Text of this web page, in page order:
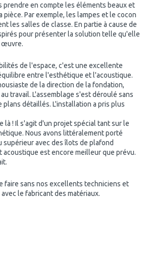
prendre en compte les éléments beaux et
pièce. Par exemple, les lampes et le cocon
les salles de classe. En partie à cause de
pour présenter la solution telle qu'elle
œuvre.
de l'espace, c'est une excellente
entre l'esthétique et l'acoustique.
de la direction de la fondation,
travail. L'assemblage s'est déroulé sans
plans détaillés. L'installation a pris plus
là ! Il s'agit d'un projet spécial tant sur le
Nous avons littéralement porté
supérieur avec des îlots de plafond
acoustique est encore meilleur que prévu.
faire sans nos excellents techniciens et
le fabricant des matériaux.